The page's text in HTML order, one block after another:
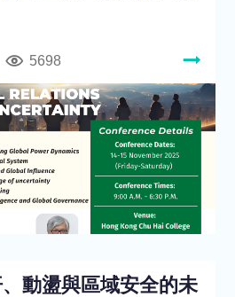
5698
動盪與區域安全的未